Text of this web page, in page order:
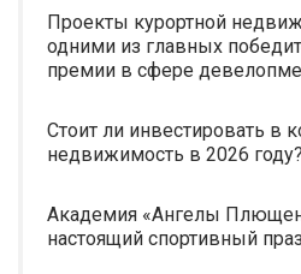
Проекты курортной
одними из главных
премии в сфере
Стоит ли инвестировать в
недвижимость в 2026 году?
Академия «Ангелы
настоящий спортивный